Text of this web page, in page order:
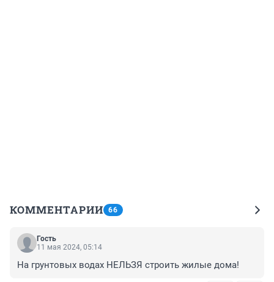
КОММЕНТАРИИ 66
Гость
11 мая 2024, 05:14
На грунтовых водах НЕЛЬЗЯ строить жилые дома!